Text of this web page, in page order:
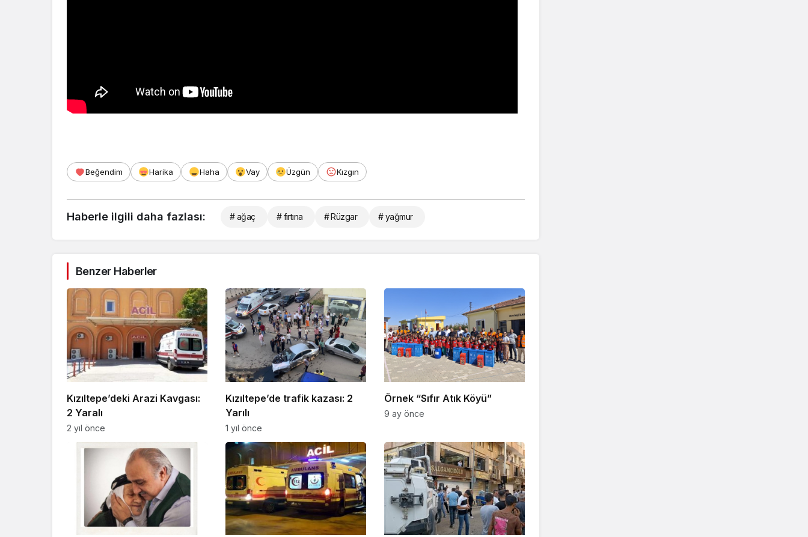
Beğendim Harika Haha Vay Üzgün Kızgın
Haberle ilgili daha fazlası: # ağaç # fırtına # Rüzgar # yağmur
Benzer Haberler
Kızıltepe’deki Arazi Kavgası:
2 Yaralı
2 yıl önce
Kızıltepe’de trafik kazası: 2
Yarılı
1 yıl önce
Örnek “Sıfır Atık Köyü”
9 ay önce